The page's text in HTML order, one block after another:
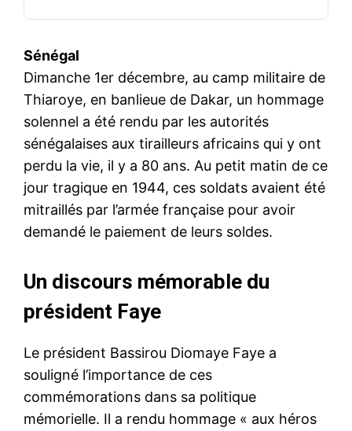
Sénégal
Dimanche 1er décembre, au camp militaire de
Thiaroye, en banlieue de Dakar, un hommage
solennel a été rendu par les autorités
sénégalaises aux tirailleurs africains qui y ont
perdu la vie, il y a 80 ans. Au petit matin de ce
jour tragique en 1944, ces soldats avaient été
mitraillés par l’armée française pour avoir
demandé le paiement de leurs soldes.
Un discours mémorable du
président Faye
Le président Bassirou Diomaye Faye a
souligné l’importance de ces
commémorations dans sa politique
mémorielle. Il a rendu hommage « aux héros